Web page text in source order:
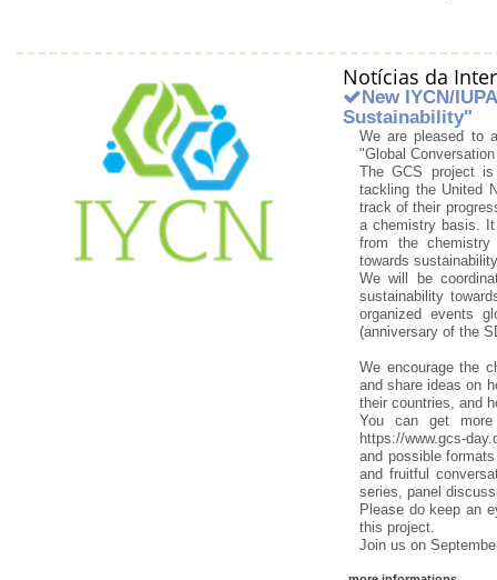
Notícias da
New IYCN/
Sustainability"
We are pleased to
"Global
The GCS project
tackling the United
track of their
a chemistry basis.
from the
towards
We will be
sustainability
organized events
(anniversary of the
We encourage the
and share ideas on
their countries, and
You can get
https://www.gcs-
and possible
and fruitful
series, panel
Please do keep an
this project.
Join us on